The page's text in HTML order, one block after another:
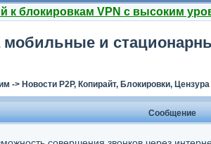
к блокировкам VPN с высоким
и
-> Новости P2P, Копирайт, Блокировки, Цензура
Сообщение